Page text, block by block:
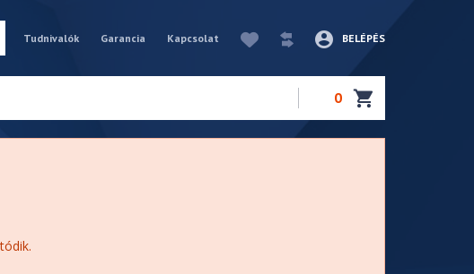
Tudnivalók Garancia Kapcsolat BELÉPÉS
0